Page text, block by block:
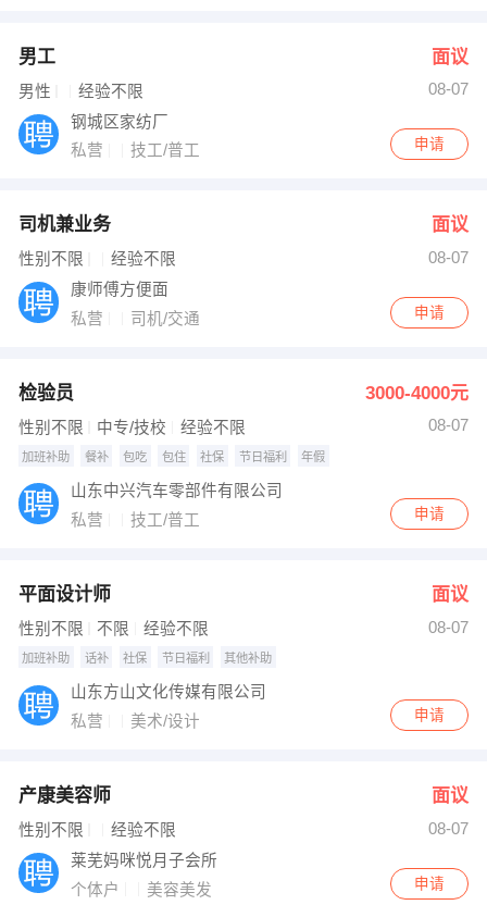
男工 面议
男性 经验不限
08-07
钢城区家纺厂
私营
技工/普工 申请
司机兼业务 面议
性别不限 经验不限
08-07
康师傅方便面
私营
司机/交通 申请
检验员 3000-4000元
性别不限 中专/技校 经验不限 08-07
加班补助 餐补 包吃 包住 社保 节日福利 年假
山东中兴汽车零部件有限公司
私营
技工/普工 申请
平面设计师 面议
性别不限 不限 经验不限 08-07
加班补助 话补 社保 节日福利 其他补助
山东方山文化传媒有限公司
私营
美术/设计 申请
产康美容师 面议
性别不限 经验不限
08-07
莱芜妈咪悦月子会所
个体户
美容美发 申请